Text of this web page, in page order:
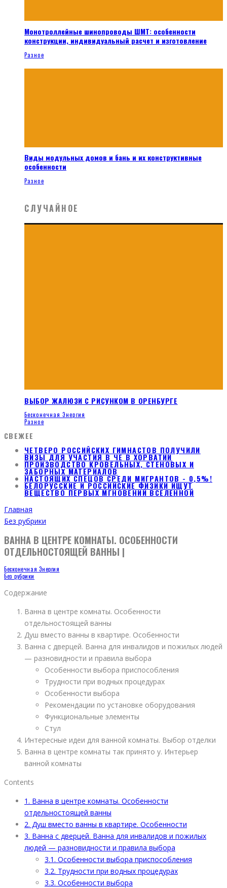
Монотроллейные шинопроводы ШМТ: особенности
конструкции, индивидуальный расчет и изготовление
Разное
Виды модульных домов и бань и их конструктивные
особенности
Разное
СЛУЧАЙНОЕ
ВЫБОР ЖАЛЮЗИ С РИСУНКОМ В ОРЕНБУРГЕ
Бесконечная Энергия
Разное
СВЕЖЕЕ
ЧЕТВЕРО РОССИЙСКИХ ГИМНАСТОВ ПОЛУЧИЛИ
ВИЗЫ ДЛЯ УЧАСТИЯ В ЧЕ В ХОРВАТИИ
ПРОИЗВОДСТВО КРОВЕЛЬНЫХ, СТЕНОВЫХ И
ЗАБОРНЫХ МАТЕРИАЛОВ
НАСТОЯЩИХ СПЕЦОВ СРЕДИ МИГРАНТОВ - 0,5%!
БЕЛОРУССКИЕ И РОССИЙСКИЕ ФИЗИКИ ИЩУТ
ВЕЩЕСТВО ПЕРВЫХ МГНОВЕНИЙ ВСЕЛЕННОЙ
Главная
Без рубрики
ВАННА В ЦЕНТРЕ КОМНАТЫ. ОСОБЕННОСТИ
ОТДЕЛЬНОСТОЯЩЕЙ ВАННЫ |
Бесконечная Энергия
Без рубрики
Содержание
Ванна в центре комнаты. Особенности
отдельностоящей ванны
Душ вместо ванны в квартире. Особенности
Ванна с дверцей. Ванна для инвалидов и пожилых людей
— разновидности и правила выбора
Особенности выбора приспособления
Трудности при водных процедурах
Особенности выбора
Рекомендации по установке оборудования
Функциональные элементы
Стул
Интересные идеи для ванной комнаты. Выбор отделки
Ванна в центре комнаты так принято у. Интерьер
ванной комнаты
Contents
1. Ванна в центре комнаты. Особенности
отдельностоящей ванны
2. Душ вместо ванны в квартире. Особенности
3. Ванна с дверцей. Ванна для инвалидов и пожилых
людей — разновидности и правила выбора
3.1. Особенности выбора приспособления
3.2. Трудности при водных процедурах
3.3. Особенности выбора